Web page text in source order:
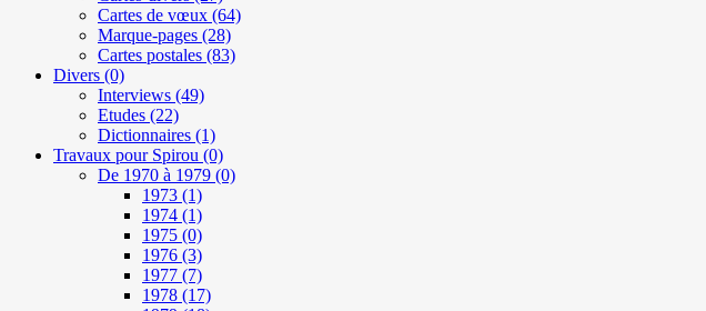
Cartes de vœux (64)
Marque-pages (28)
Cartes postales (83)
Divers (0)
Interviews (49)
Etudes (22)
Dictionnaires (1)
Travaux pour Spirou (0)
De 1970 à 1979 (0)
1973 (1)
1974 (1)
1975 (0)
1976 (3)
1977 (7)
1978 (17)